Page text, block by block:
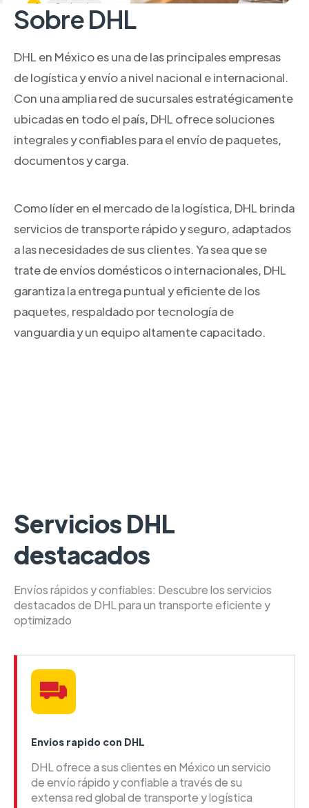
Sobre DHL
DHL en México es una de las principales empresas
de logística y envío a nivel nacional e internacional.
Con una amplia red de sucursales estratégicamente
ubicadas en todo el país, DHL ofrece soluciones
integrales y confiables para el envío de paquetes,
documentos y carga.
Como líder en el mercado de la logística, DHL brinda
servicios de transporte rápido y seguro, adaptados
a las necesidades de sus clientes. Ya sea que se
trate de envíos domésticos o internacionales, DHL
garantiza la entrega puntual y eficiente de los
paquetes, respaldado por tecnología de
vanguardia y un equipo altamente capacitado.
Servicios DHL
destacados
Envíos rápidos y confiables: Descubre los servicios
destacados de DHL para un transporte eficiente y
optimizado
Envios rapido con DHL
DHL ofrece a sus clientes en México un servicio
de envío rápido y confiable a través de su
extensa red global de transporte y logística